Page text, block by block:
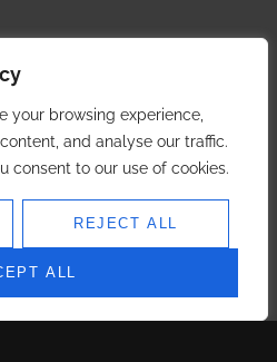
your browsing experience,
and analyse our traffic.
consent to our use of cookies.
REJECT ALL
ALL